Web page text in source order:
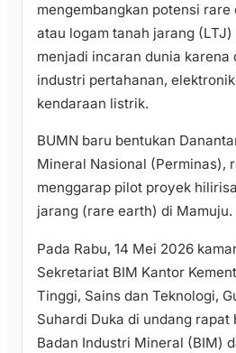
mengembangkan potensi rare
atau logam tanah jarang
menjadi incaran dunia karena
industri pertahanan,
kendaraan listrik.
BUMN baru bentukan
Mineral Nasional (Perminas),
menggarap pilot proyek
jarang (rare earth) di Mamuju.
Pada Rabu, 14 Mei 2026
Sekretariat BIM Kantor
Tinggi, Sains dan Teknologi,
Suhardi Duka di undang rapat
Badan Industri Mineral (BIM)